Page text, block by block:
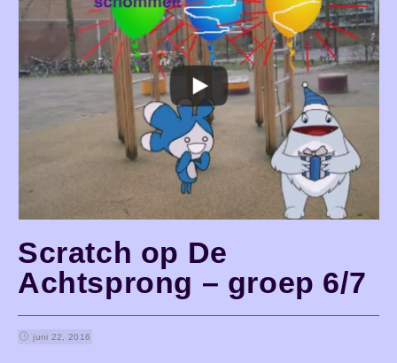
Scratch op De
Achtsprong – groep 6/7
juni 22, 2016